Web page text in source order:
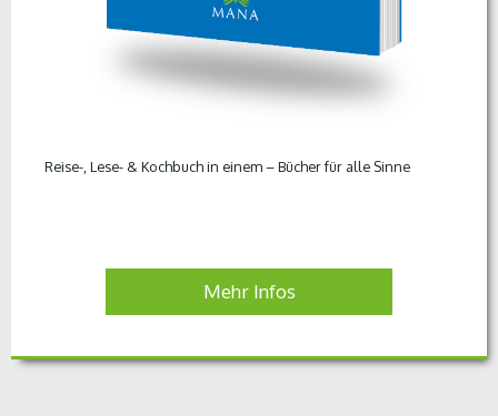
Reise-, Lese- & Kochbuch in einem – Bücher für alle Sinne
Mehr Infos